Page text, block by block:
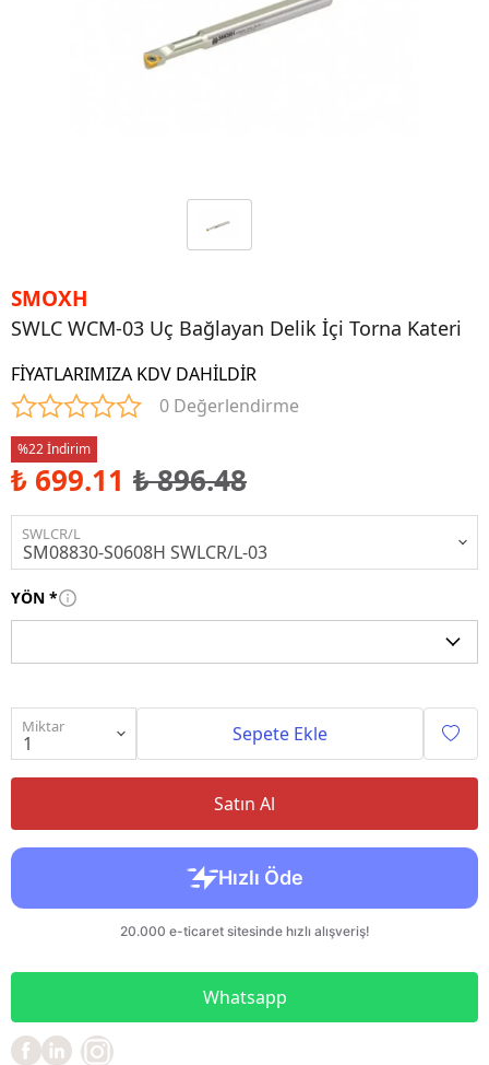
SMOXH
SWLC WCM-03 Uç Bağlayan Delik İçi Torna Kateri
FİYATLARIMIZA KDV DAHİLDİR
0 Değerlendirme
%22 İndirim
₺ 699.11 ₺ 896.48
SWLCR/L
YÖN *
Miktar Sepete Ekle
Satın Al
Whatsapp